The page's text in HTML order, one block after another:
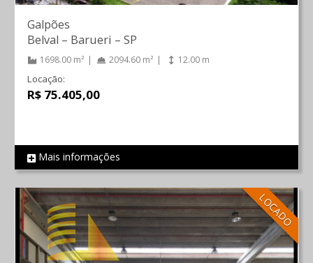
REF 94
Galpões
Belval – Barueri – SP
1698.00 m² 2094.60 m² 12.00 m
Locação:
R$ 75.405,00
Mais informações
LOCADO